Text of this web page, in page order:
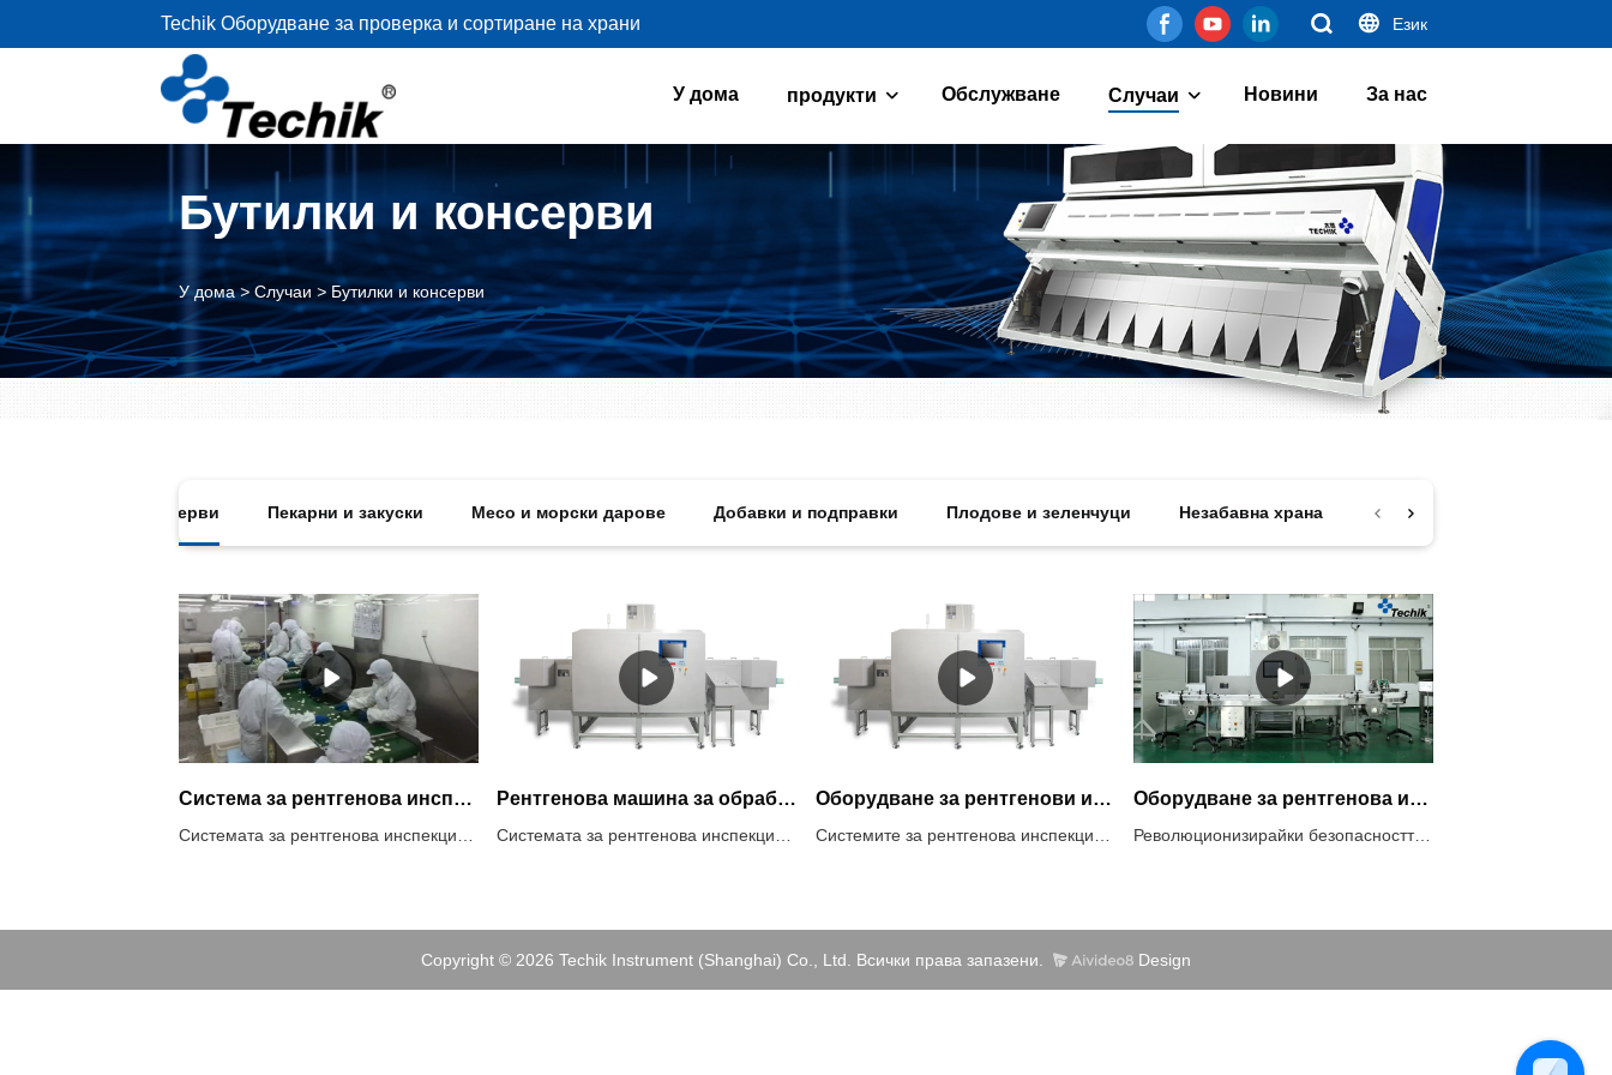
Techik Оборудване за проверка и сортиране на храни Език
У дома продукти Обслужване Случаи Новини За нас
Бутилки и консерви
У дома > Случаи > Бутилки и консерви
Бутилки и консерви Пекарни и закуски Месо и морски дарове Добавки и подправки Плодове и зеленчуци Незабавна храна Млечни продукти
Система за рентгенова инспекция Рентгенова машина за обработка на храни в кутии, бутилки и буркани Оборудване за рентгенови инспекции на консерви, буркани и бутилки Оборудване за рентгенова инспекция на храни за кутии, бутилки, буркани и храни за консерви
Революционизирайки безопасността на храните, оборудването за рентгенова инспекция на храни е авангардно решение за проверка на консервирани, бутилирани и буркани храни. Използвайки рентгенови изображения, той предлага недеструктивен начин за оценка на опаковани артикули, бързо откриване на замърсители и дефекти. Гарантира качеството, осигурява съответствие и предпазва от изземване. Със своята гъвкавост и анализ в реално време, това оборудване променя играта, оптимизира производството и осигурява доверието на потребителите. Кажете здравей на новата ера на надеждна, прозрачна инспекция на храните.
Copyright © 2026 Techik Instrument (Shanghai) Co., Ltd. Всички права запазени. Design